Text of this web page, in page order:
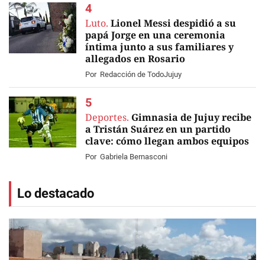
Luto. Lionel Messi despidió a su
papá Jorge en una ceremonia
íntima junto a sus familiares y
allegados en Rosario
Por Redacción de TodoJujuy
Deportes. Gimnasia de Jujuy recibe
a Tristán Suárez en un partido
clave: cómo llegan ambos equipos
Por Gabriela Bernasconi
Lo destacado